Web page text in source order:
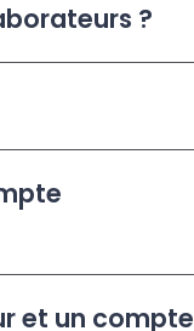
?
et un compte